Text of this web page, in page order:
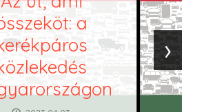
avagy mi
az, ami a
mögött
zajlik?
›